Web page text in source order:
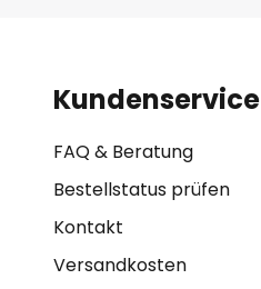
Kundenservice
FAQ & Beratung
Bestellstatus prüfen
Kontakt
Versandkosten